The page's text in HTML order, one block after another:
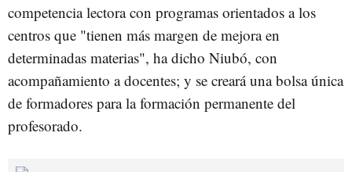
competencia lectora con programas orientados a los
centros que "tienen más margen de mejora en
determinadas materias", ha dicho Niubó, con
acompañamiento a docentes; y se creará una bolsa única
de formadores para la formación permanente del
profesorado.